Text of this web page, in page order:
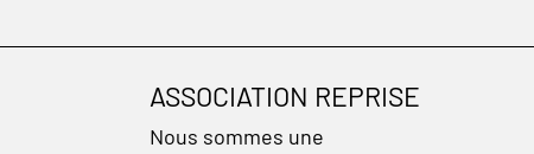
ASSOCIATION REPRISE
Nous sommes une